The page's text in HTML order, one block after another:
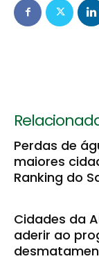
Perdas de
maiores
Ranking do
Cidades da
aderir ao